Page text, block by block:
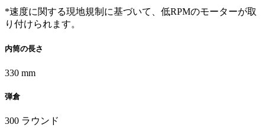
*速度に関する現地規制に基づいて、低RPMのモーターが取
り付けられます。
内筒の長さ
330 mm
弾倉
300 ラウンド